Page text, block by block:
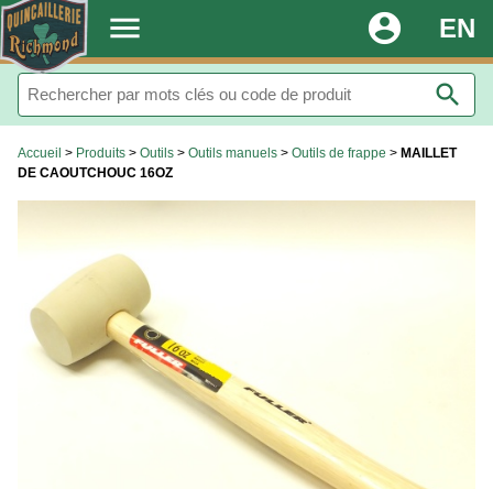
. menu EN
account_circle
search
Accueil > Produits > Outils > Outils manuels > Outils de frappe > MAILLET
DE CAOUTCHOUC 16OZ